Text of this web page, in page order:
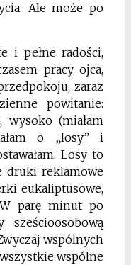
Ale mo­że po
i pełne radości,
pracy ojca,
zaraz
powitanie:
wysoko (miałam
o „losy” i
Losy to
druki reklamowe
eukaliptusowe,
parę minut po
sześcioosobową
wspólnych
wspólne